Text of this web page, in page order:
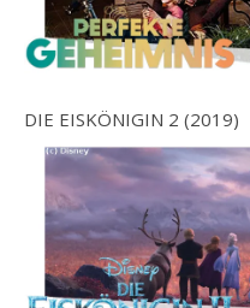
DIE EISKÖNIGIN 2 (2019)